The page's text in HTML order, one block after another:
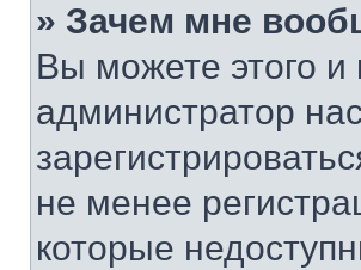
» Зачем мне
Вы можете этого и
администратор
не менее
которые